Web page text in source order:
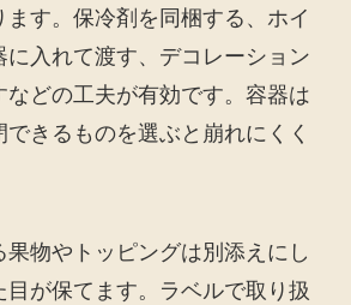
す。保冷剤を同梱する、ホイ
に入れて渡す、デコレーション
などの工夫が有効です。容器は
きるものを選ぶと崩れにくく
果物やトッピングは別添えにし
目が保てます。ラベルで取り扱